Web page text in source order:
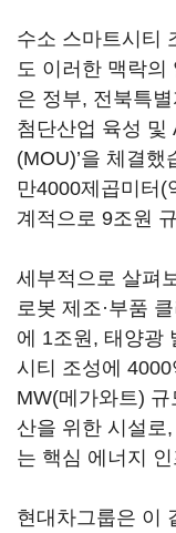
수소 스마트시티
도 이러한 맥락의
은 정부, 전북특
첨단산업 육성 및
(MOU)’을 체결
만4000제곱미터(
계적으로 9조원
세부적으로 살펴
로봇 제조·부품
에 1조원, 태양광
시티 조성에
MW(메가와트)
산을 위한 시설로
는 핵심 에너지
현대차그룹은 이